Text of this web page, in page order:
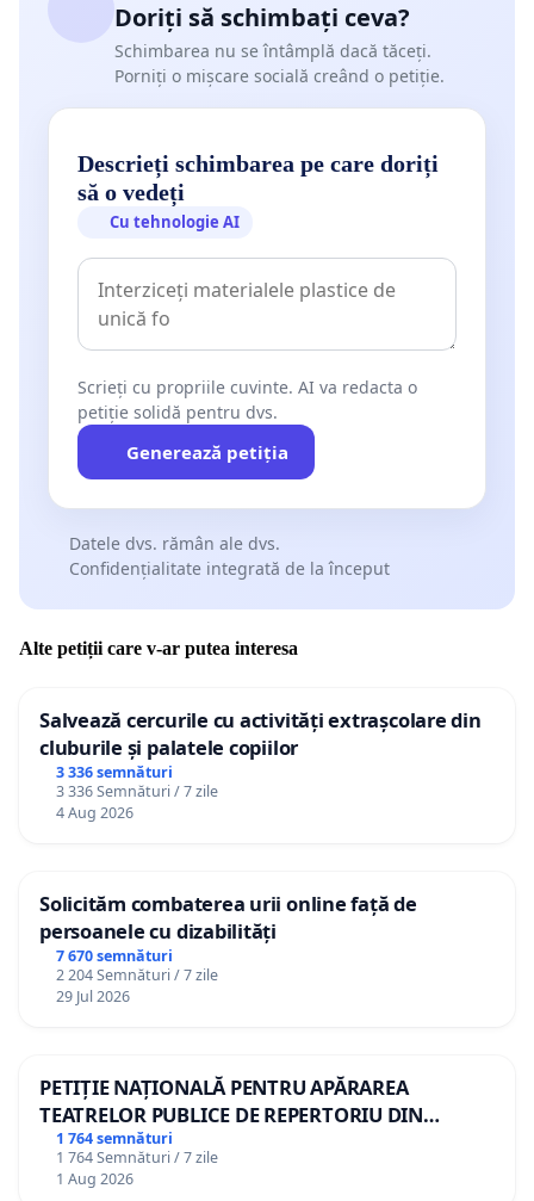
Doriți să schimbați ceva?
Schimbarea nu se întâmplă dacă tăceți.
Porniți o mișcare socială creând o petiție.
Descrieți schimbarea pe care doriți
să o vedeți
Cu tehnologie AI
Scrieți cu propriile cuvinte. AI va redacta o
petiție solidă pentru dvs.
Generează petiția
Datele dvs. rămân ale dvs.
Confidențialitate integrată de la început
Alte petiții care v-ar putea interesa
Salvează cercurile cu activități extrașcolare din
cluburile și palatele copiilor
3 336 semnături
3 336 Semnături / 7 zile
4 Aug 2026
Solicităm combaterea urii online față de
persoanele cu dizabilități
7 670 semnături
2 204 Semnături / 7 zile
29 Jul 2026
PETIȚIE NAȚIONALĂ PENTRU APĂRAREA
TEATRELOR PUBLICE DE REPERTORIU DIN
ROMÂNIA
1 764 semnături
1 764 Semnături / 7 zile
1 Aug 2026